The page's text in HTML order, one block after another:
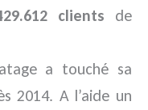
clients de
a touché sa
2014. A l’aide un